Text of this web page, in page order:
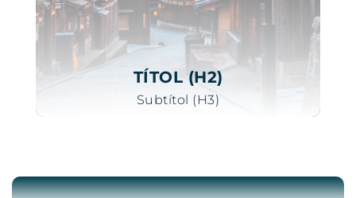
TÍTOL (H2)
Subtítol (H3)